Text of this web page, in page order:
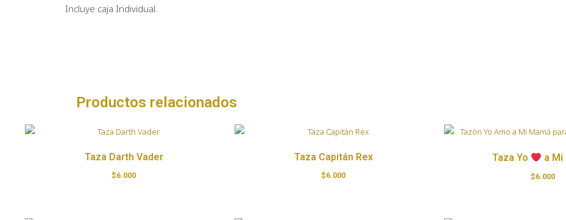
Incluye caja Individual.
Productos relacionados
Taza Darth Vader
$6.000
Taza Capitán Rex
$6.000
Taza Yo a Mi
$6.000